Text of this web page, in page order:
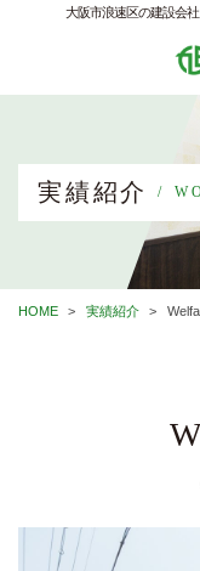
大阪市浪速区の建設会
実績紹介
HOME 実績紹介